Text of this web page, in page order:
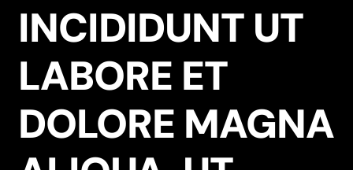
INCIDIDUNT UT
LABORE ET
DOLORE MAGNA